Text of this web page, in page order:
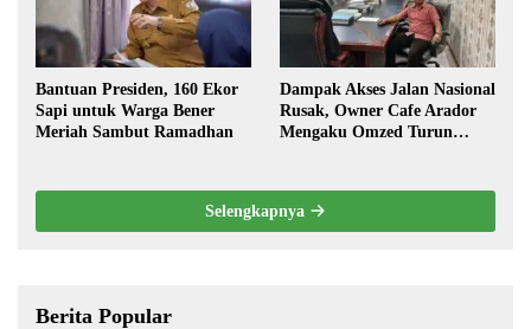
Bantuan Presiden, 160 Ekor
Sapi untuk Warga Bener
Meriah Sambut Ramadhan
Dampak Akses Jalan Nasional
Rusak, Owner Cafe Arador
Mengaku Omzed Turun
Selengkapnya
Berita Popular